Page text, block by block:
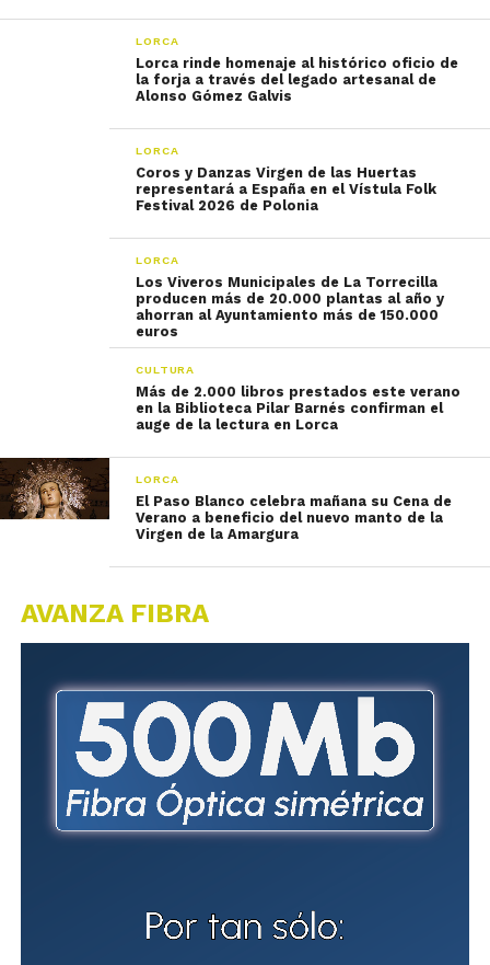
LORCA
Lorca rinde homenaje al histórico oficio de
la forja a través del legado artesanal de
Alonso Gómez Galvis
LORCA
Coros y Danzas Virgen de las Huertas
representará a España en el Vístula Folk
Festival 2026 de Polonia
LORCA
Los Viveros Municipales de La Torrecilla
producen más de 20.000 plantas al año y
ahorran al Ayuntamiento más de 150.000
euros
CULTURA
Más de 2.000 libros prestados este verano
en la Biblioteca Pilar Barnés confirman el
auge de la lectura en Lorca
LORCA
El Paso Blanco celebra mañana su Cena de
Verano a beneficio del nuevo manto de la
Virgen de la Amargura
AVANZA FIBRA